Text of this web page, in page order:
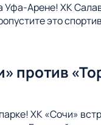
Уфа-Арене! ХК
это
против
ХК «Сочи»